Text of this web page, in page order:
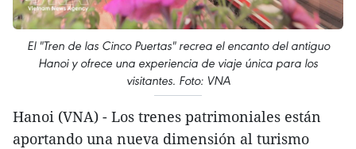
El "Tren de las Cinco Puertas" recrea el encanto del antiguo
Hanoi y ofrece una experiencia de viaje única para los
visitantes. Foto: VNA
Hanoi (VNA) - Los trenes patrimoniales están
aportando una nueva dimensión al turismo